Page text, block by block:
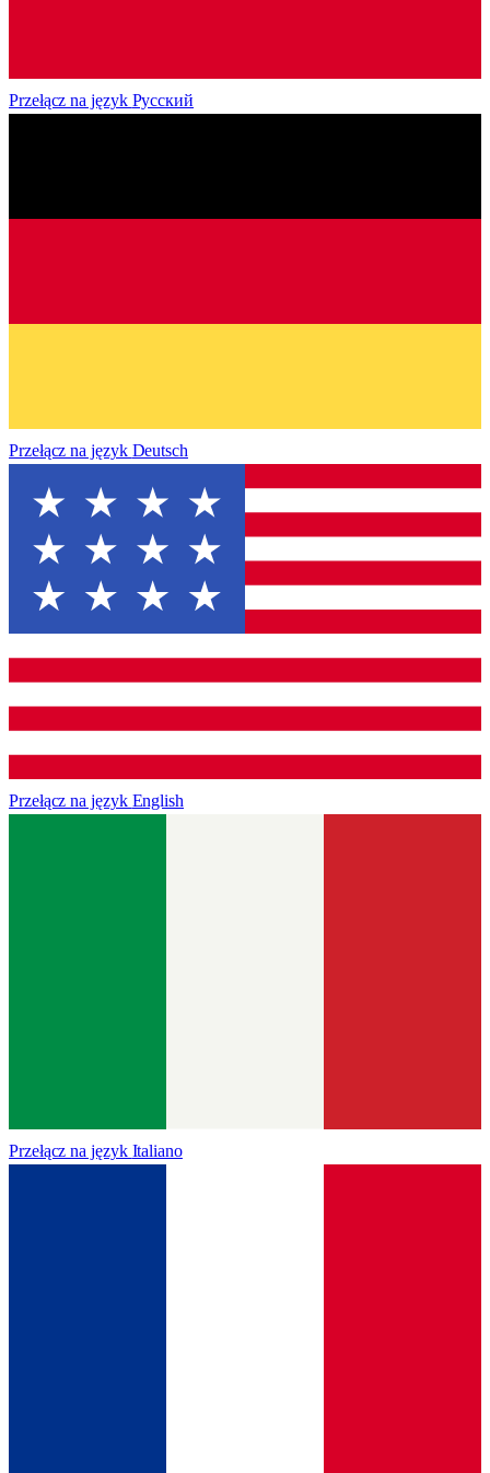
Przełącz na język Русский
Przełącz na język Deutsch
Przełącz na język English
Przełącz na język Italiano